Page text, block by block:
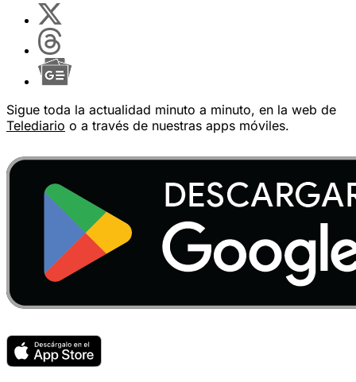
Sigue toda la actualidad minuto a minuto, en la web de
Telediario o a través de nuestras apps móviles.